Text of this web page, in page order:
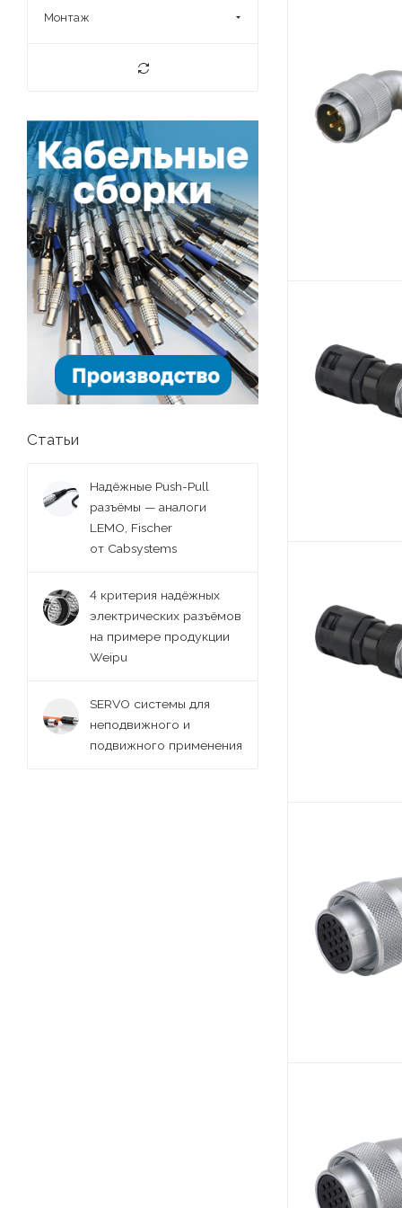
4 (457
5 ( 303)
52 (34)
53 (34)
6 (102)
61 (68)
6B ( 34)
7 (304)
7B (34)
8 (136)
8B (67)
9 (238)
50 (0)
50 / 10 (0)
50 / 25 (0)
60 / 5 (0)
60 / 50 (0)
Монтаж
Статьи
Надёжные Push-Pull
разъёмы — аналоги
LEMO, Fischer
от Cabsystems
4 критерия надёжных
электрических разъёмов
на примере продукции
Weipu
SERVO системы для
неподвижного и
подвижного применения